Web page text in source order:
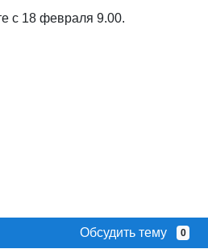
с 18 февраля 9.00.
Обсудить тему 0